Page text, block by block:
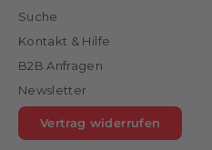
Suche
Kontakt & Hilfe
B2B Anfragen
Newsletter
Vertrag widerrufen